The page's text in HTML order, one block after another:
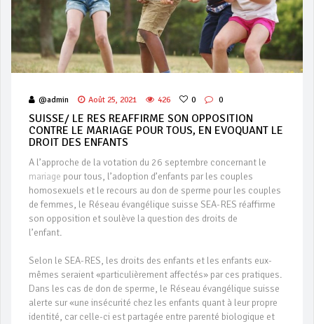
@admin Août 25, 2021 426 0 0
SUISSE/ LE RES REAFFIRME SON OPPOSITION
CONTRE LE MARIAGE POUR TOUS, EN EVOQUANT LE
DROIT DES ENFANTS
A l’approche de la votation du 26 septembre concernant le
mariage pour tous, l’adoption d’enfants par les couples
homosexuels et le recours au don de sperme pour les couples
de femmes, le Réseau évangélique suisse SEA-RES réaffirme
son opposition et soulève la question des droits de
l’enfant.
Selon le SEA-RES, les droits des enfants et les enfants eux-
mêmes seraient «particulièrement affectés» par ces pratiques.
Dans les cas de don de sperme, le Réseau évangélique suisse
alerte sur «une insécurité chez les enfants quant à leur propre
identité, car celle-ci est partagée entre parenté biologique et